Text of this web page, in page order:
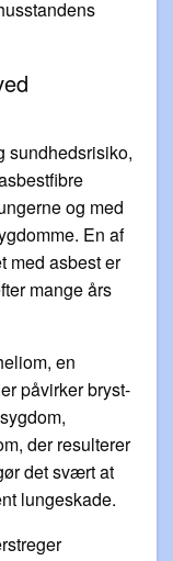
sundhedsrisiko,
og med
En af
med asbest er
mange års
en
påvirker bryst-
der resulterer
det svært at
lungeskade.